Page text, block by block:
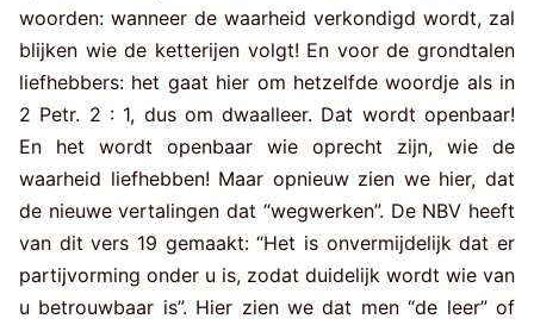
woorden: wanneer de waarheid verkondigd wordt, zal
blijken wie de ketterijen volgt! En voor de grondtalen
liefhebbers: het gaat hier om hetzelfde woordje als in
2 Petr. 2 : 1, dus om dwaalleer. Dat wordt openbaar!
En het wordt openbaar wie oprecht zijn, wie de
waarheid liefhebben! Maar opnieuw zien we hier, dat
de nieuwe vertalingen dat “wegwerken”. De NBV heeft
van dit vers 19 gemaakt: “Het is onvermijdelijk dat er
partijvorming onder u is, zodat duidelijk wordt wie van
u betrouwbaar is”. Hier zien we dat men “de leer” of